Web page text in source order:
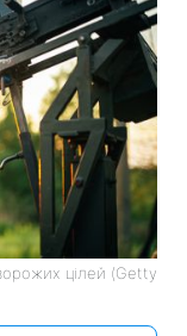
цілей (Getty